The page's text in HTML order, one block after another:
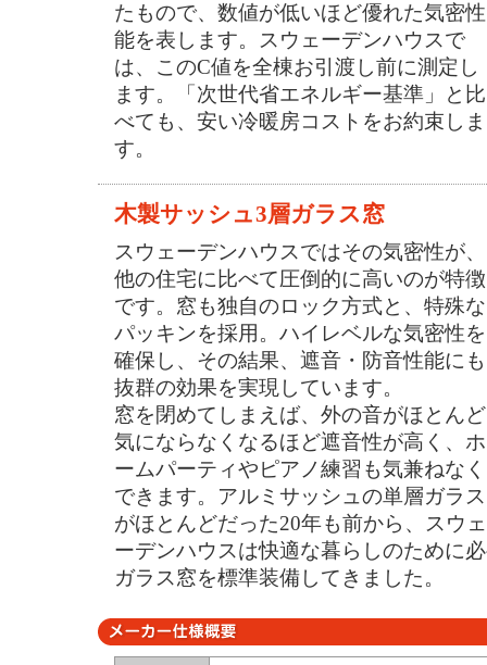
たもので、数値が低いほど優れた気密性
能を表します。スウェーデンハウスで
は、このC値を全棟お引渡し前に測定し
ます。「次世代省エネルギー基準」と比
べても、安い冷暖房コストをお約束しま
す。
木製サッシュ3層ガラス窓
スウェーデンハウスではその気密性が、
他の住宅に比べて圧倒的に高いのが特徴
です。窓も独自のロック方式と、特殊な
パッキンを採用。ハイレベルな気密性を
確保し、その結果、遮音・防音性能にも
抜群の効果を実現しています。
窓を閉めてしまえば、外の音がほとんど
気にならなくなるほど遮音性が高く、ホ
ームパーティやピアノ練習も気兼ねなく
できます。アルミサッシュの単層ガラス
がほとんどだった20年も前から、スウェ
ーデンハウスは快適な暮らしのために
ガラス窓を標準装備してきました。